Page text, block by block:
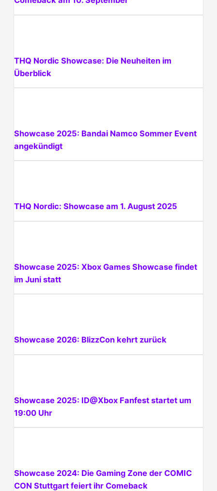
THQ Nordic Showcase: Die Neuheiten im
Überblick
Showcase 2025: Bandai Namco Sommer Event
angekündigt
THQ Nordic: Showcase am 1. August 2025
Showcase 2025: Xbox Games Showcase findet
im Juni statt
Showcase 2026: BlizzCon kehrt zurück
Showcase 2025: ID@Xbox Fanfest startet um
19:00 Uhr
Showcase 2024: Die Gaming Zone der COMIC
CON Stuttgart feiert ihr Comeback